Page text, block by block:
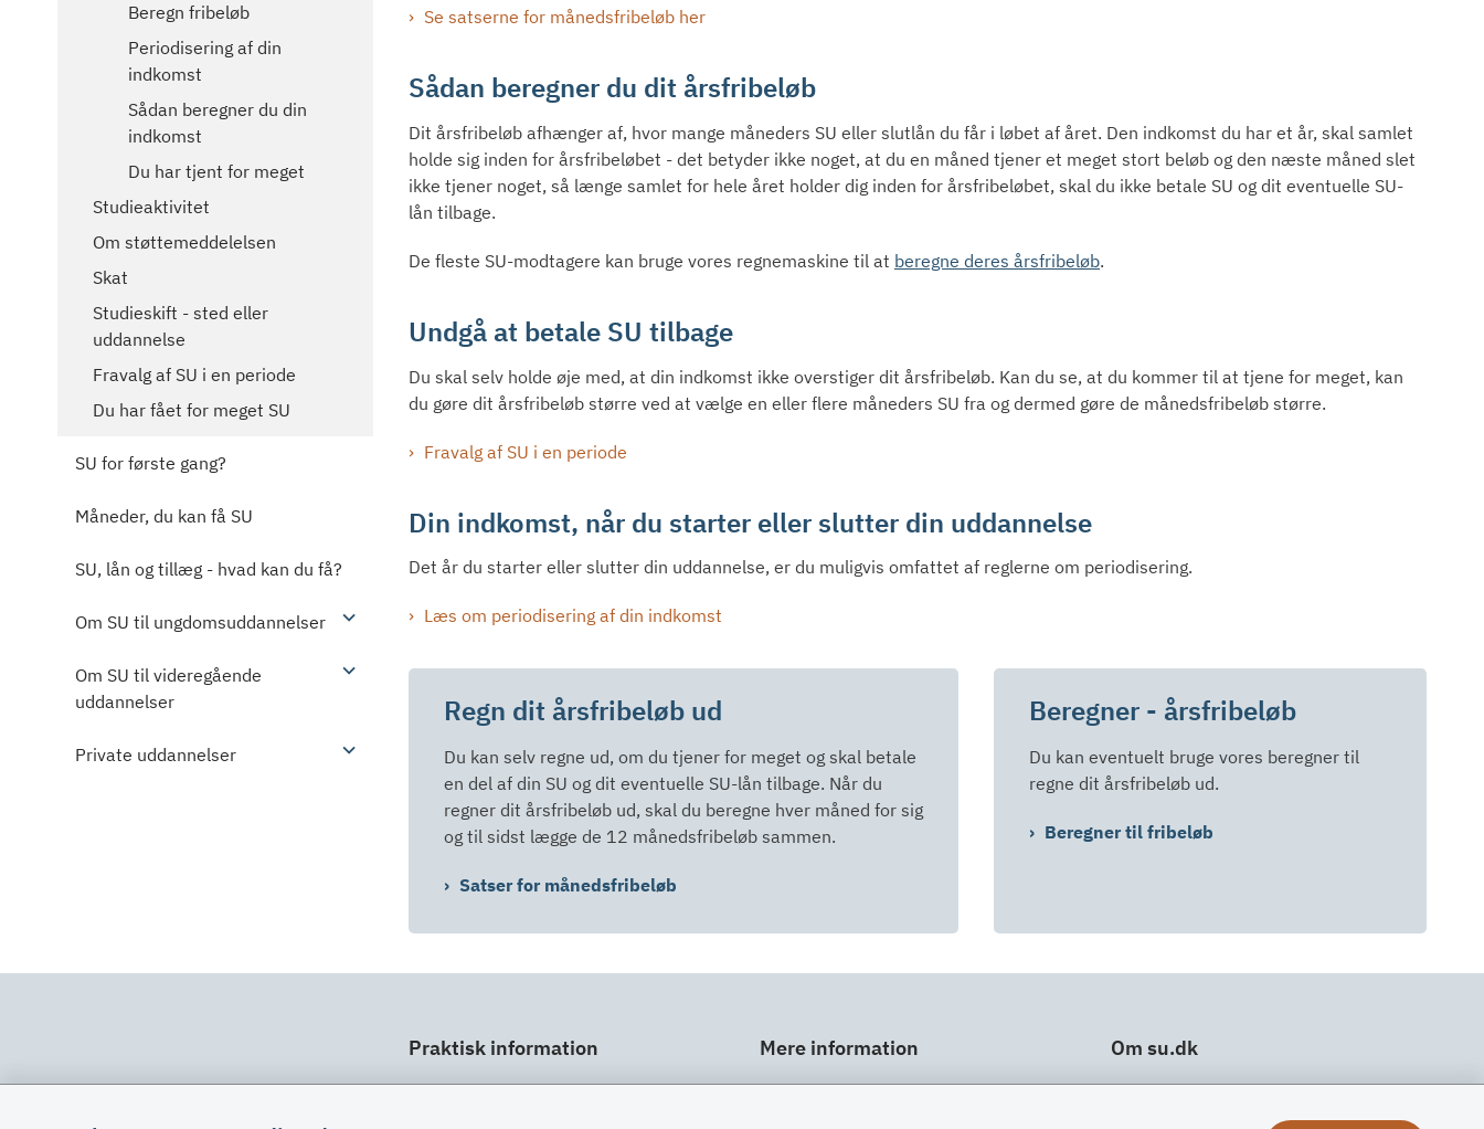
Beregn fribeløb
Periodisering af din
indkomst
Sådan beregner du din
indkomst
Du har tjent for meget
Studieaktivitet
Om støttemeddelelsen
Skat
Studieskift - sted eller
uddannelse
Fravalg af SU i en periode
Du har fået for meget SU
SU for første gang?
Måneder, du kan få SU
SU, lån og tillæg - hvad kan du få?
Om SU til ungdomsuddannelser
Om SU til videregående
uddannelser
Private uddannelser
Se satserne for månedsfribeløb her
Sådan beregner du dit årsfribeløb
Dit årsfribeløb afhænger af, hvor mange måneders SU eller slutlån du får i løbet af året. Den indkomst du har et år, skal samlet
holde sig inden for årsfribeløbet - det betyder ikke noget, at du en måned tjener et meget stort beløb og den næste måned slet
ikke tjener noget, så længe samlet for hele året holder dig inden for årsfribeløbet, skal du ikke betale SU og dit eventuelle SU-
lån tilbage.
De fleste SU-modtagere kan bruge vores regnemaskine til at beregne deres årsfribeløb.
Undgå at betale SU tilbage
Du skal selv holde øje med, at din indkomst ikke overstiger dit årsfribeløb. Kan du se, at du kommer til at tjene for meget, kan
du gøre dit årsfribeløb større ved at vælge en eller flere måneders SU fra og dermed gøre de månedsfribeløb større.
Fravalg af SU i en periode
Din indkomst, når du starter eller slutter din uddannelse
Det år du starter eller slutter din uddannelse, er du muligvis omfattet af reglerne om periodisering.
Læs om periodisering af din indkomst
Regn dit årsfribeløb ud
Du kan selv regne ud, om du tjener for meget og skal betale
en del af din SU og dit eventuelle SU-lån tilbage. Når du
regner dit årsfribeløb ud, skal du beregne hver måned for sig
og til sidst lægge de 12 månedsfribeløb sammen.
Satser for månedsfribeløb
Beregner - årsfribeløb
Du kan eventuelt bruge vores beregner til
regne dit årsfribeløb ud.
Beregner til fribeløb
Praktisk information
Dit ansvar
Mere information
Links
Om su.dk
Tilgængelighedserklæring